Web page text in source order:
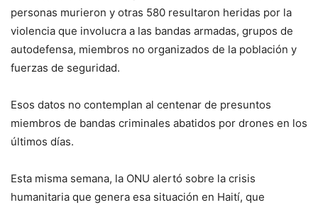
personas murieron y otras 580 resultaron heridas por la
violencia que involucra a las bandas armadas, grupos de
autodefensa, miembros no organizados de la población y
fuerzas de seguridad.
Esos datos no contemplan al centenar de presuntos
miembros de bandas criminales abatidos por drones en los
últimos días.
Esta misma semana, la ONU alertó sobre la crisis
humanitaria que genera esa situación en Haití, que